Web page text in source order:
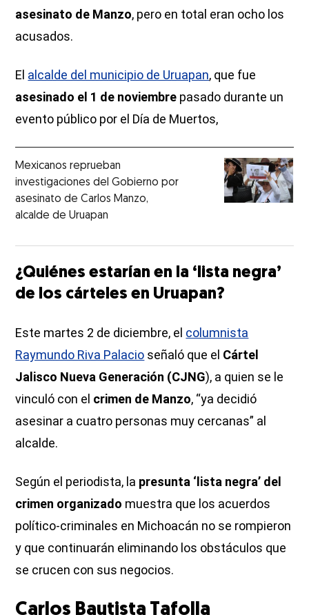
asesinato de Manzo, pero en total eran ocho los
acusados.
El alcalde del municipio de Uruapan, que fue
asesinado el 1 de noviembre pasado durante un
evento público por el Día de Muertos,
Mexicanos reprueban
investigaciones del Gobierno por
asesinato de Carlos Manzo,
alcalde de Uruapan
¿Quiénes estarían en la ‘lista negra’
de los cárteles en Uruapan?
Este martes 2 de diciembre, el columnista
Raymundo Riva Palacio señaló que el Cártel
Jalisco Nueva Generación (CJNG), a quien se le
vinculó con el crimen de Manzo, “ya decidió
asesinar a cuatro personas muy cercanas” al
alcalde.
Según el periodista, la presunta ‘lista negra’ del
crimen organizado muestra que los acuerdos
político-criminales en Michoacán no se rompieron
y que continuarán eliminando los obstáculos que
se crucen con sus negocios.
Carlos Bautista Tafolla